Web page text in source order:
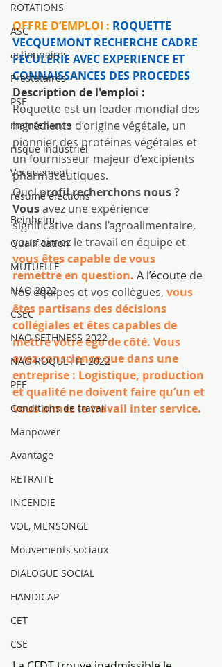
ROTATIONS
ASC
actionnaires
Prestataires
PSE
maintenance
risque industriel
Vecquemont
résumé élections
Beinheim
Qualification
MUTUELLE
NAO 2022
CSEC
NAO SETHNESS 2022
NAO ROQUETTE 2022
PEE
Conditions de travail
Manpower
Avantage
RETRAITE
INCENDIE
VOL, MENSONGE
Mouvements sociaux
DIALOGUE SOCIAL
HANDICAP
CET
CSE
OFFRE D’EMPLOI : ROQUETTE
VECQUEMONT RECHERCHE CADRE
FECULERIE AVEC EXPERIENCE ET
CONNAISSANCES DES PROCEDES
Description de l'emploi :
Roquette est un leader mondial des
ingrédients d’origine végétale, un
pionnier des protéines végétales et
un fournisseur majeur d’excipients
pharmaceutiques.
Quel profil recherchons nous ?
Vous avez une expérience
significative dans l’agroalimentaire,
vous aimez le travail en équipe et
vous êtes capable de vous
remettre en question. A l’écoute de
vos équipes et vos collègues, vous
êtes partisans des décisions
collégiales et êtes capables de
mettre votre égo de côté. Vous
avez conscience que dans une
entreprise : Logistique, production
et qualité ne doivent faire qu’un et
vous aimez le travail inter service.